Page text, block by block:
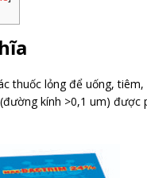
thuốc lỏng để uống,
kính >0,1 um)